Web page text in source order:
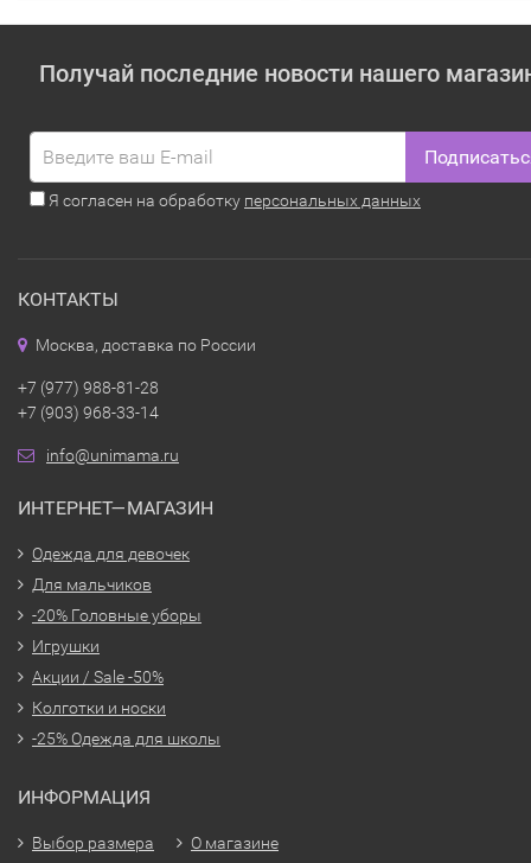
Получай последние новости нашего
Я согласен на обработку персональных данных
КОНТАКТЫ
Москва, доставка по России
+7 (977) 988-81-28
+7 (903) 968-33-14
info@unimama.ru
ИНТЕРНЕТ—МАГАЗИН
Одежда для девочек
Для мальчиков
-20% Головные уборы
Игрушки
Акции / Sale -50%
Колготки и носки
-25% Одежда для школы
ИНФОРМАЦИЯ
Выбор размера
О магазине